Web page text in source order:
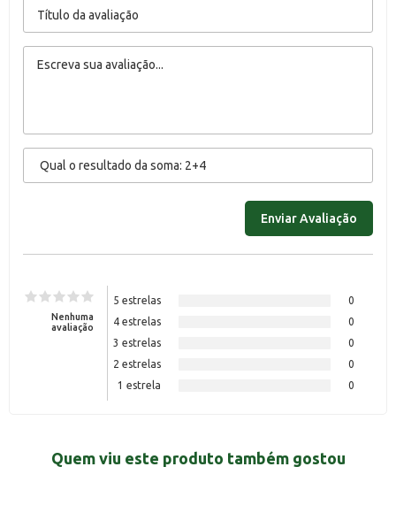
Nenhuma
avaliação
5 estrelas
0
4 estrelas
0
3 estrelas
0
2 estrelas
0
1 estrela
0
Quem viu este produto também gostou